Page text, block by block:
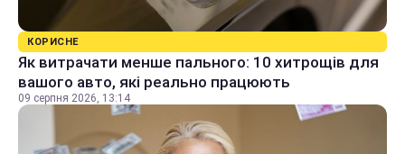
КОРИСНЕ
Як витрачати менше пального: 10 хитрощів для
вашого авто, які реально працюють
09 серпня 2026, 13:14